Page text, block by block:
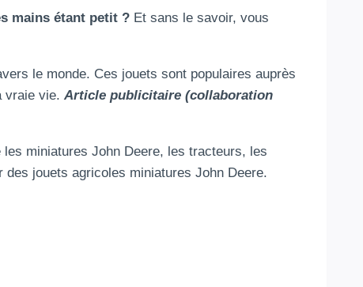
mains étant petit ? Et sans le savoir, vous
le monde. Ces jouets sont populaires auprès
vraie vie. Article publicitaire (collaboration
les miniatures John Deere, les tracteurs, les
jouets agricoles miniatures John Deere.